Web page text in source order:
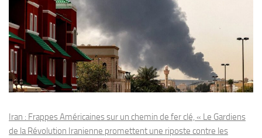
Iran : Frappes Américaines sur un chemin de fer clé, « Le Gardiens
de la Révolution Iranienne promettent une riposte contre les